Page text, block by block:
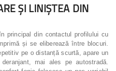
ȘI LINIȘTEA DIN
principal din contactul profilului cu
și se eliberează între blocuri.
pe o distanță scurtă, apare un
mai ales pe autostradă.